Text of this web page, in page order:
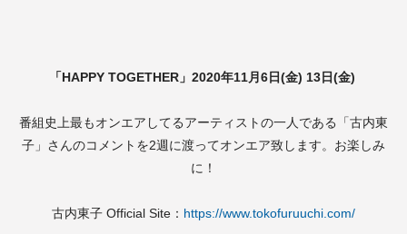
「HAPPY TOGETHER」2020年11月6日(金) 13日(金)
番組史上最もオンエアしてるアーティストの一人である「古内東
子」さんのコメントを2週に渡ってオンエア致します。お楽しみ
に！
古内東子 Official Site： https://www.tokofuruuchi.com/